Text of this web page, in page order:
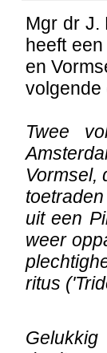
Mgr dr J.
heeft
en
volgende
Twee
Vormsel,
uit een
weer
ritus